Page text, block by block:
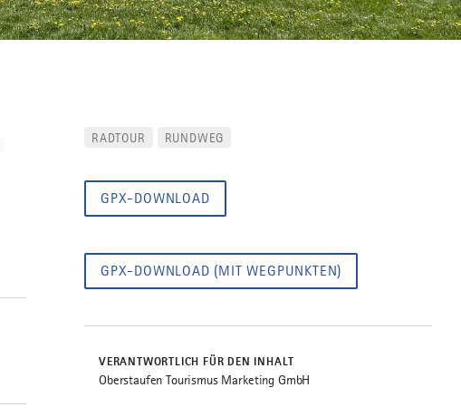
RADTOUR RUNDWEG
GPX-DOWNLOAD
GPX-DOWNLOAD (MIT WEGPUNKTEN)
VERANTWORTLICH FÜR DEN INHALT
Oberstaufen Tourismus Marketing GmbH